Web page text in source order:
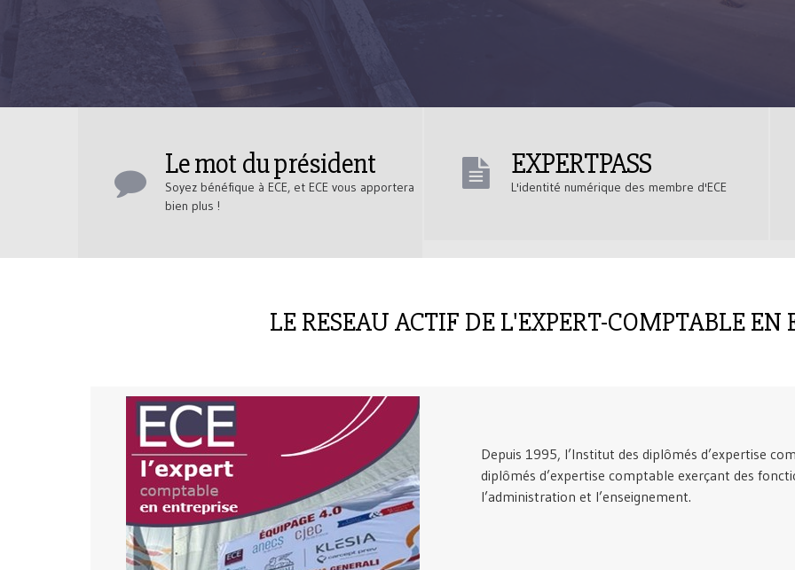
Le mot du président
Soyez bénéfique à ECE, et ECE vous apportera
bien plus !
EXPERTPASS
L'identité numérique des membre d'ECE
LE RESEAU ACTIF DE L'EXPERT-COMPTABLE EN
Depuis 1995, l’Institut des diplômés d’expertise
diplômés d’expertise comptable exerçant des
l’administration et l’enseignement.